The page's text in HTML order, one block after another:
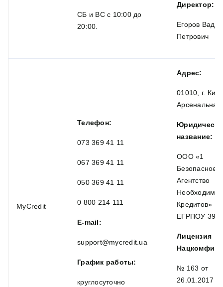
СБ и ВС с 10:00 до
20:00.
Директор:
Егоров
Петрович
MyCredit
Телефон:
073 369 41 11
067 369 41 11
050 369 41 11
0 800 214 111
E-mail:
support@mycredit.ua
График работы:
круглосуточно
Адрес:
01010, г.
название:
ООО «1
Безопасное
Агентство
Кредитов»
ЕГРПОУ
Лицензия
№ 163 от
26.01.2017